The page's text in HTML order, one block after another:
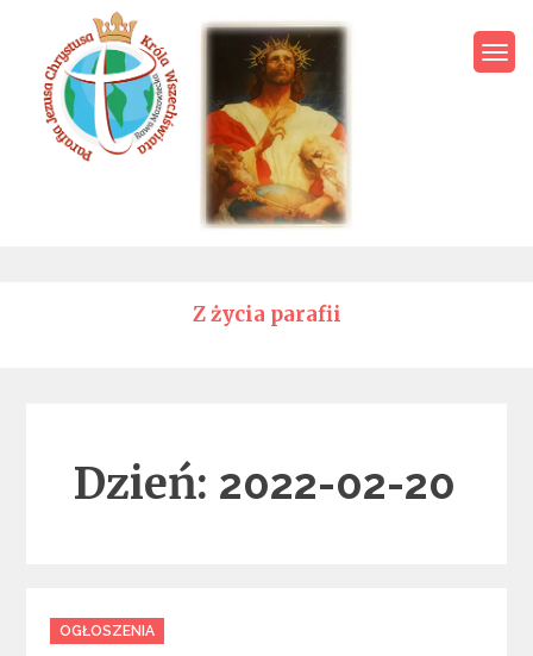
content
Parafia Jezusa Chrystusa
Króla Wszechświata – Rawa
Z życia parafii
Dzień: 2022-02-20
Categories
OGŁOSZENIA